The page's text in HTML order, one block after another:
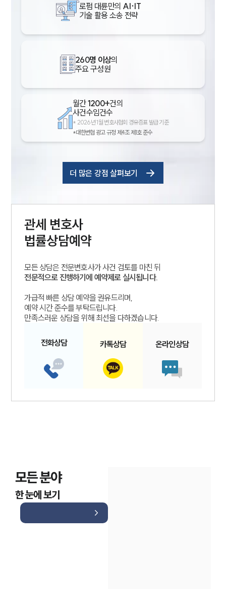
로펌 대륜만의 AI·IT
기술 활용 소송 전략
260명 이상의
주요 구성원
월간1200+건의
사건수임건수
* 2026년 1월 변호사협회 경유증표 발급 기준
*대한변협 광고 규정 제4조 제1호 준수
더 많은 강점 살펴보기
관세 변호사
법률상담예약
모든 상담은 전문변호사가 사건 검토를 마친 뒤
전문적으로 진행하기에 예약제로 실시됩니다.
가급적 빠른 상담 예약을 권유드리며,
예약 시간 준수를 부탁드립니다.
만족스러운 상담을 위해 최선을 다하겠습니다.
전화상담 카톡상담 온라인상담
모든 분야
한 눈에 보기